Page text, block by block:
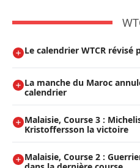
Le calendrier WTCR révisé
La manche du Maroc
calendrier
Malaisie, Course 3 :
Kristoffersson la victoire
Malaisie, Course 2 :